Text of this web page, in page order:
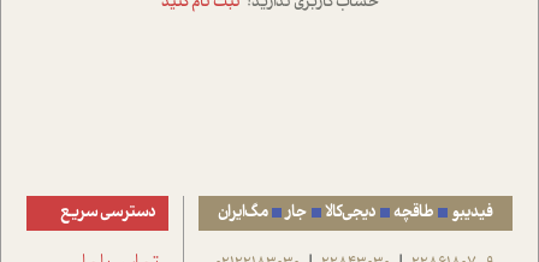
فیدیبو طاقچه دیجی‌کالا جار مگ‌ایران دسترسی سریع